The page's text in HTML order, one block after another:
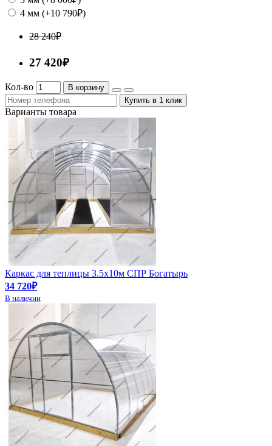
4 мм (+10 790₽)
28 240₽
27 420₽
Кол-во
В корзину
Купить в 1 клик
Варианты товара
Каркас для теплицы 3.5х10м СПР Богатырь
34 720₽
В наличии